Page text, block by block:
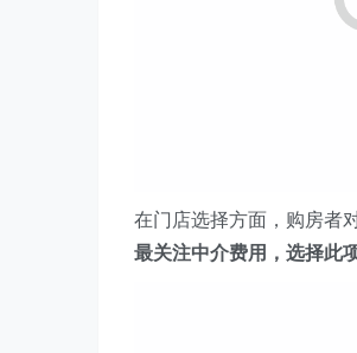
在门店选择方面，购房者
最关注中介费用，选择此